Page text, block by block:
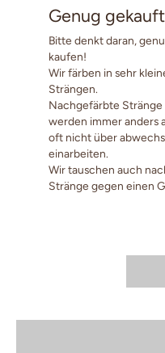
Genug
Bitte denkt daran,
kaufen!
Wir färben in sehr
Strängen.
Nachgefärbte
werden immer anders
oft nicht über
einarbeiten.
Wir tauschen auch
Stränge gegen einen